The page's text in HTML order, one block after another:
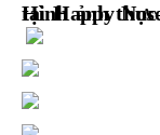
Hình ảnh thực tế từ khách hàng sau nâng mũi tại Happy